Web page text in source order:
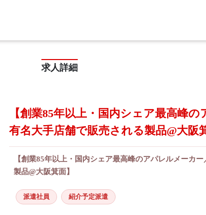
求人詳細
【創業85年以上・国内シェア最高峰
有名大手店舗で販売される製品@大阪
【創業85年以上・国内シェア最高峰のアパレルメーカ
製品@大阪箕面】
派遣社員 紹介予定派遣